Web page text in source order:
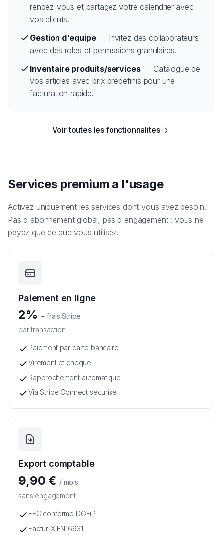
rendez-vous et partagez votre calendrier avec
vos clients.
Gestion d'equipe— Invitez des collaborateurs
avec des roles et permissions granulaires.
Inventaire produits/services— Catalogue de
vos articles avec prix predefinis pour une
facturation rapide.
Voir toutes les fonctionnalites
Services premium a l'usage
Activez uniquement les services dont vous avez besoin.
Pas d'abonnement global, pas d'engagement : vous ne
payez que ce que vous utilisez.
Paiement en ligne
2% + frais Stripe
par transaction
Paiement par carte bancaire
Virement et cheque
Rapprochement automatique
Via Stripe Connect securise
Export comptable
9,90 € / mois
sans engagement
FEC conforme DGFiP
Factur-X EN16931